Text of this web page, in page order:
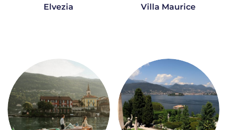
Elvezia
Villa Maurice